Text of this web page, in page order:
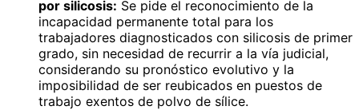
por silicosis: Se pide el reconocimiento de la
incapacidad permanente total para los
trabajadores diagnosticados con silicosis de primer
grado, sin necesidad de recurrir a la vía judicial,
considerando su pronóstico evolutivo y la
imposibilidad de ser reubicados en puestos de
trabajo exentos de polvo de sílice.